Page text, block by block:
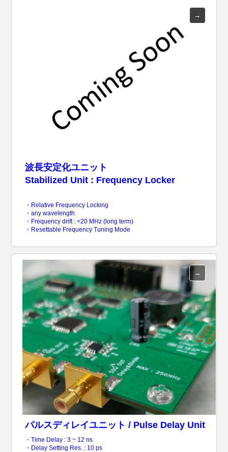
波長安定化ユニット
Stabilized Unit : Frequency Locker
・Relative Frequency Locking
・any wavelength
・Frequency drift : <20 MHz (long term)
・Resettable Frequency Tuning Mode
パルスディレイユニット / Pulse Delay Unit
・Time Delay : 3 ~ 12 ns
・Delay Setting Res. : 10 ps